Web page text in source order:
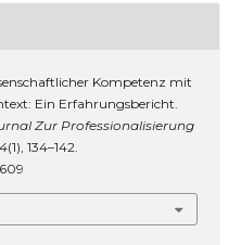
Kompetenz mit
Ein Erfahrungsbericht.
Zur Professionalisierung
4(1), 134–142.